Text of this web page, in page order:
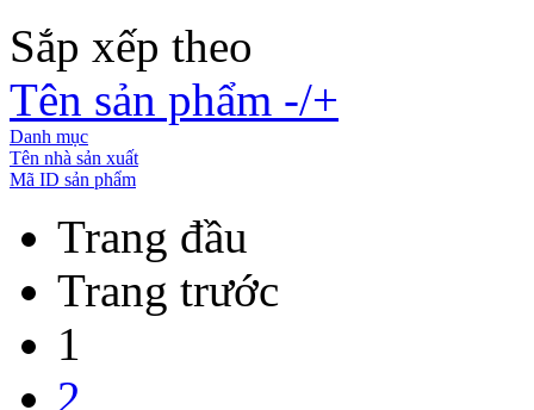
Sắp xếp theo
Tên sản phẩm -/+
Danh mục
Tên nhà sản xuất
Mã ID sản phẩm
Trang đầu
Trang trước
1
2